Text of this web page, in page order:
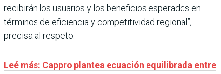
recibirán los usuarios y los beneficios esperados en
términos de eficiencia y competitividad regional”,
precisa al respeto.
Leé más: Cappro plantea ecuación equilibrada entre